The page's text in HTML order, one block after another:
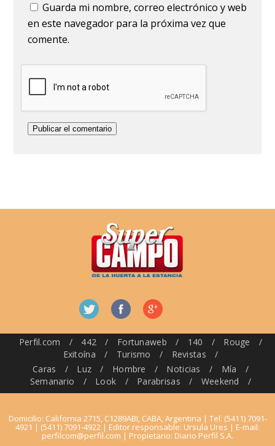
Guarda mi nombre, correo electrónico y web
en este navegador para la próxima vez que
comente.
Perfil.com / 442 / Fortunaweb / 140 / Rouge
/
Exitoína
/ Turismo / Revistas
/
Caras
/ Luz / Hombre / Noticias / Mía
/
Semanario
/ Look / Parabrisas / Weekend /
Domicilio: California 2715, C1289ABI, CABA, Argentina | Tel: (5411) 7091-
4921 | (5411) 7091-4922 | Editor responsable: Ursula Ures | E-mail:
perfilcom@perfil.com | Propietario: Diario Perfil S.A.